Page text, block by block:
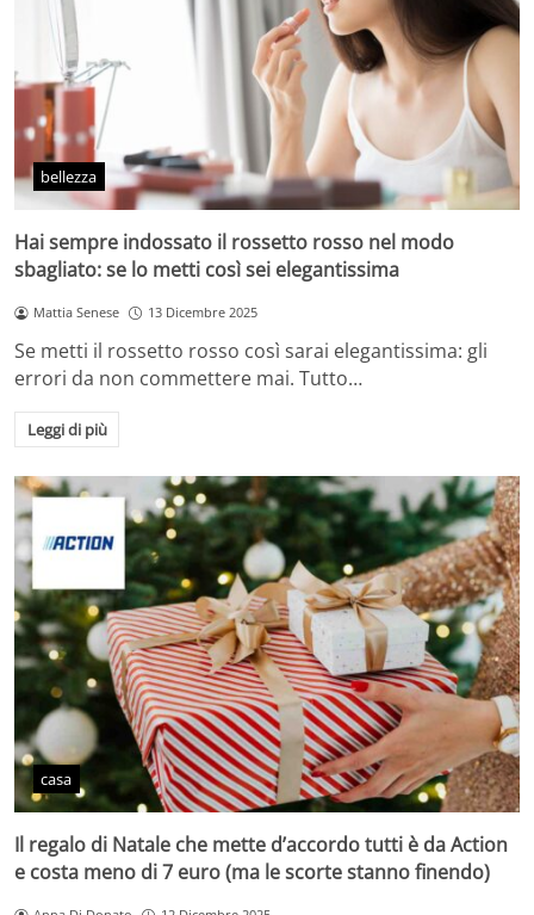
bellezza
Hai sempre indossato il rossetto rosso nel modo
sbagliato: se lo metti così sei elegantissima
Mattia Senese 13 Dicembre 2025
Se metti il rossetto rosso così sarai elegantissima: gli
errori da non commettere mai. Tutto…
Leggi di più
casa
Il regalo di Natale che mette d’accordo tutti è da Action
e costa meno di 7 euro (ma le scorte stanno finendo)